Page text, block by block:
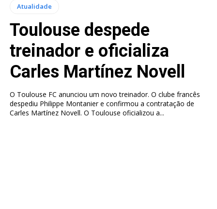
Atualidade
Toulouse despede
treinador e oficializa
Carles Martínez Novell
O Toulouse FC anunciou um novo treinador. O clube francês
despediu Philippe Montanier e confirmou a contratação de
Carles Martínez Novell. O Toulouse oficializou a...